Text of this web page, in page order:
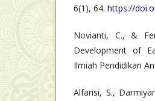
6(1), 64. https://
Novianti, C., &
Development of
Ilmiah Pendidikan
Alfarisi, S.,